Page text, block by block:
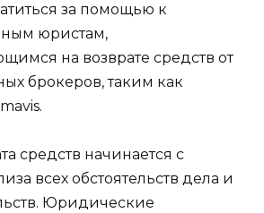
за помощью к
юристам,
на возврате средств от
брокеров, таким как
средств начинается с
всех обстоятельств дела и
Юридические